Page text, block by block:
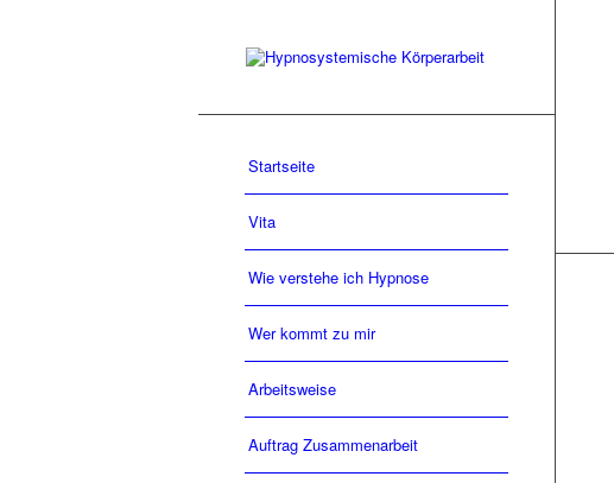
Startseite
Vita
Wie verstehe ich Hypnose
Wer kommt zu mir
Arbeitsweise
Auftrag Zusammenarbeit